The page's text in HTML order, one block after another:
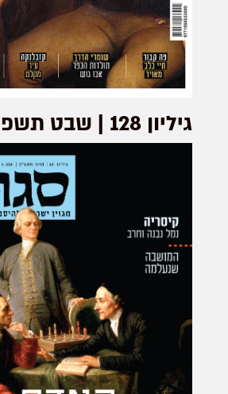
גיליון 128 | שבט תשפ״א